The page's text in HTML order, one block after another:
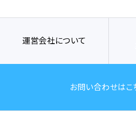
運営会社について
お問い合わせはこ